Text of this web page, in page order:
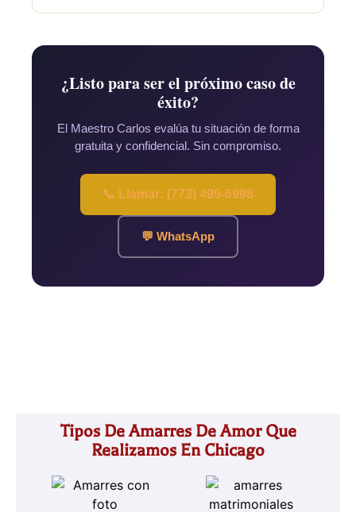
¿Listo para ser el próximo caso de
éxito?
El Maestro Carlos evalúa tu situación de forma
gratuita y confidencial. Sin compromiso.
📞 Llamar: (773) 499-6998
💬 WhatsApp
Tipos De Amarres De Amor Que
Realizamos En Chicago